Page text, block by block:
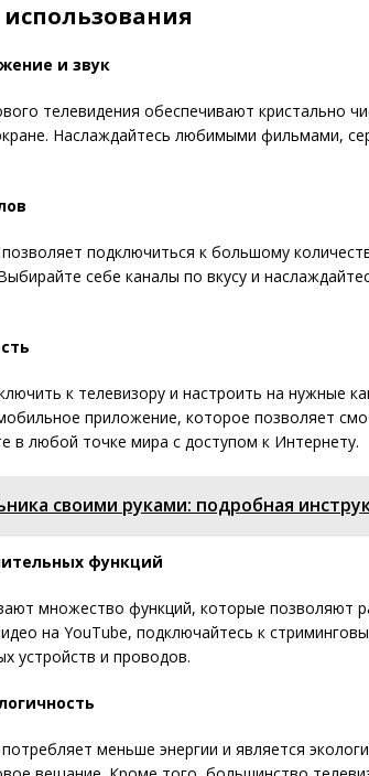
и звук
телевидения обеспечивают кристально
Наслаждайтесь любимыми фильмами,
подключиться к большому
себе каналы по вкусу и
к телевизору и настроить на нужные
приложение, которое позволяет
в любой точке мира с доступом к Интернету.
своими руками: подробная
функций
множество функций, которые позволяют
на YouTube, подключайтесь к
устройств и проводов.
меньше энергии и является